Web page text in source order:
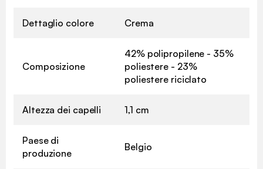
Dettaglio colore Crema
Composizione
42% polipropilene - 35%
poliestere - 23%
poliestere riciclato
Altezza dei capelli 1,1 cm
Paese di
produzione
Belgio